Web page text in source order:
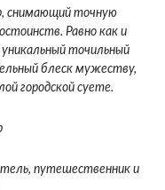
снимающий точную
Равно как и
точильный
блеск мужеству,
городской суете.
путешественник и